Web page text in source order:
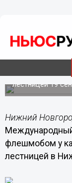
Нижнем
Мероприятие
лестницей 19
Нижний
флешмобом у
лестницей в